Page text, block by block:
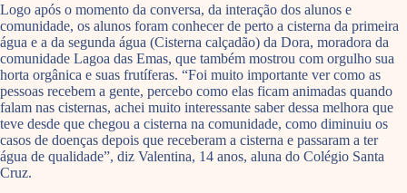
Logo após o momento da conversa, da interação dos alunos e
comunidade, os alunos foram conhecer de perto a cisterna da primeira
água e a da segunda água (Cisterna calçadão) da Dora, moradora da
comunidade Lagoa das Emas, que também mostrou com orgulho sua
horta orgânica e suas frutíferas. “Foi muito importante ver como as
pessoas recebem a gente, percebo como elas ficam animadas quando
falam nas cisternas, achei muito interessante saber dessa melhora que
teve desde que chegou a cisterna na comunidade, como diminuiu os
casos de doenças depois que receberam a cisterna e passaram a ter
água de qualidade”, diz Valentina, 14 anos, aluna do Colégio Santa
Cruz.